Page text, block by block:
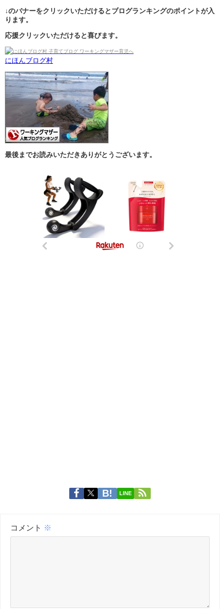
↓のバナーをクリックいただけるとブログランキングのポイントが入
ります。
応援クリックいただけると喜びます。
にほんブログ村
最後までお読みいただきありがとうございます。
LINE
コメント ※